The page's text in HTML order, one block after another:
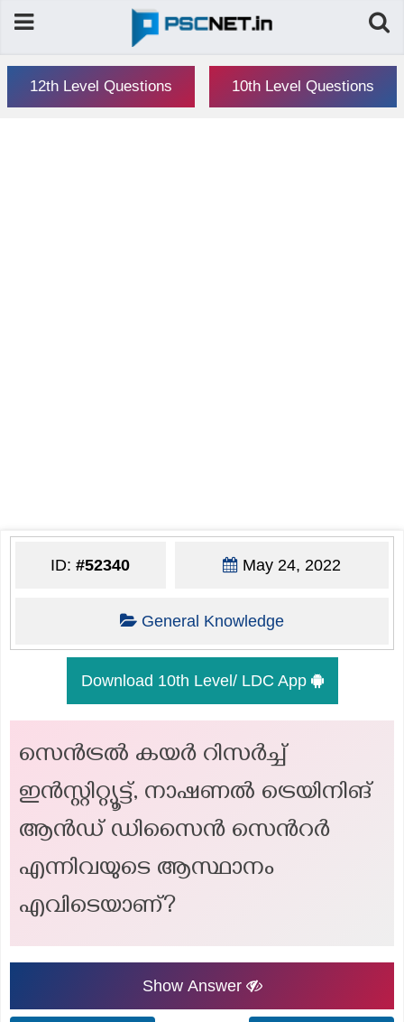
12th Level Questions 10th Level Questions
ID:#52340 May 24, 2022
General Knowledge
Download 10th Level/ LDC App
സെൻട്രൽ കയർ റിസർച്ച്
ഇൻസ്റ്റിറ്റ്യൂട്ട്, നാഷണൽ ട്രെയിനിങ്
ആൻഡ് ഡിസൈൻ സെൻറർ
എന്നിവയുടെ ആസ്ഥാനം
എവിടെയാണ്?
Show Answer